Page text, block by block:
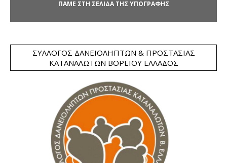
ΠΑΜΕ ΣΤΗ ΣΕΛΙΔΑ ΤΗΣ ΥΠΟΓΡΑΦΗΣ
ΣΎΛΛΟΓΟΣ ΔΑΝΕΙΟΛΗΠΤΏΝ & ΠΡΟΣΤΑΣΊΑΣ
ΚΑΤΑΝΑΛΩΤΏΝ ΒΟΡΕΊΟΥ ΕΛΛΆΔΟΣ